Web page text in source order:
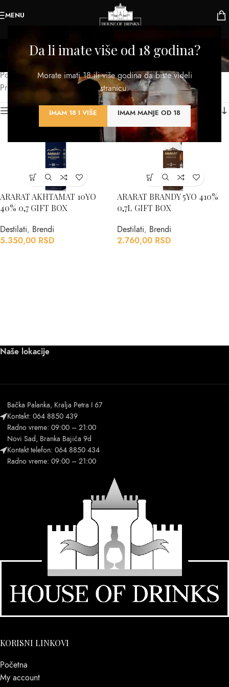
Da li imate više od 18 godina?
Morate imati 18 ili više godina da biste videli
stranicu.
IMAM 18 I VIŠE IMAM MANJE OD 18
MENU
Jermenija
Početna
Proizvod Zemlja porekla/Jermenija
Prikazano je svih 2 rezultata
Kategorije proizvoda
ARARAT AKHTAMAT 10YO
40% 0,7 GIFT BOX
Destilati, Brendi
5.350,00 RSD
ARARAT BRANDY 5YO 410%
0,7L GIFT BOX
Destilati, Brendi
2.760,00 RSD
Naše lokacije
Bačka Palanka, Kralja Petra I 67
Kontakt: 064 8850 439
Radno vreme: 09:00 – 21:00
Novi Sad, Branka Bajića 9d
Kontakt telefon: 064 8850 434
Radno vreme: 09:00 – 21:00
KORISNI LINKOVI
Početna
My account